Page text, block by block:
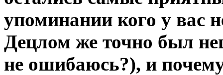
упоминании кого у вас
Децлом же точно был
не ошибаюсь?), и